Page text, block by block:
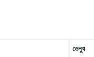
ভেন্যু